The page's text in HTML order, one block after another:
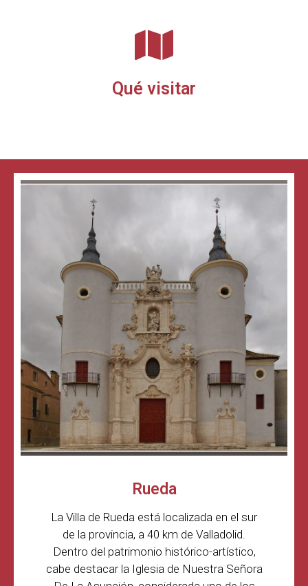
Qué visitar
Rueda
La Villa de Rueda está localizada en el sur
de la provincia, a 40 km de Valladolid.
Dentro del patrimonio histórico-artístico,
cabe destacar la Iglesia de Nuestra Señora